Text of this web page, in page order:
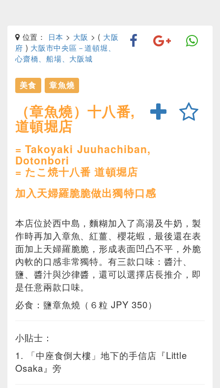
位置： 日本 > 大阪 > ( 大阪
府 ) 大阪市中央區－道頓堀、
心齋橋、船場、大阪城
美食 章魚燒
（章魚燒）十八番,
道頓堀店
= Takoyaki Juuhachiban,
Dotonbori
= たこ焼十八番 道頓堀店
加入天婦羅脆脆做出獨特口感
本店位於西中島，麵糊加入了高湯及牛奶，製
作時再加入章魚、紅薑、櫻花蝦，最後還在表
面加上天婦羅脆脆，形成表面凹凸不平，外脆
內軟的口感非常獨特。有三款口味：醬汁、
鹽、醬汁與沙律醬，還可以選擇店長推介，即
是任意兩款口味。
必食：鹽章魚燒（６粒 JPY 350）
小貼士：
1. 「中座食倒大樓」地下的手信店『Little
Osaka』旁